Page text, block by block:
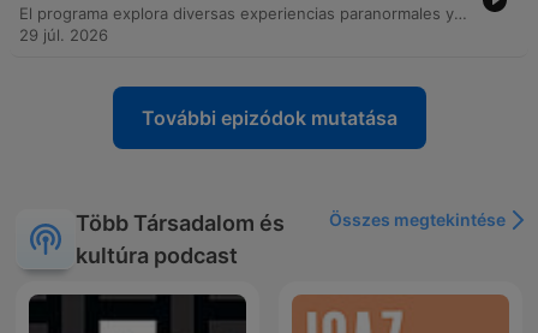
El programa explora diversas experiencias paranormales y religiosas, desde relatos de animales con sonidos humanos y encuentros con figuras espectrales sin cabeza, hasta visiones de procesiones de mujeres vestidas de negro. También se aborda la perspectiva gnóstica de San Miguel Arcángel y eventos de protección divina ante entidades oscuras. Asimismo, se analizan fenómenos relacionados con objetos religiosos, como medallas que se abren durante la oración y el significado de recibir rosarios negros. El episodio concluye con reflexiones sobre las promesas incumplidas a santos, peticiones de luz para los fallecidos y una meditación sobre la naturaleza efímera de la vida.
29 júl. 2026
További epizódok mutatása
Több Társadalom és
kultúra podcast
Összes megtekintése